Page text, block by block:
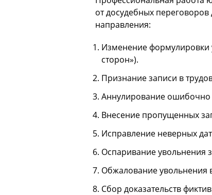
от досудебных
направления:
Изменение формулировки
сторон»).
Признание записи в
Аннулирование ошибочно
Внесение пропущенных
Исправление неверных
Оспаривание увольнения
Обжалование увольнения
Сбор доказательств